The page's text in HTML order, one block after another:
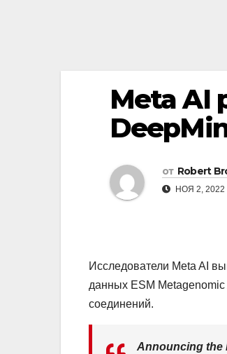
Meta AI
от Robert
НОЯ 2, 2022
Исследователи Meta AI
данных ESM
соединений.
Announcing the